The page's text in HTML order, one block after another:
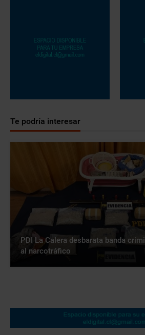
Te podría interesar
PDI La Calera desbarata banda
al narcotráfico